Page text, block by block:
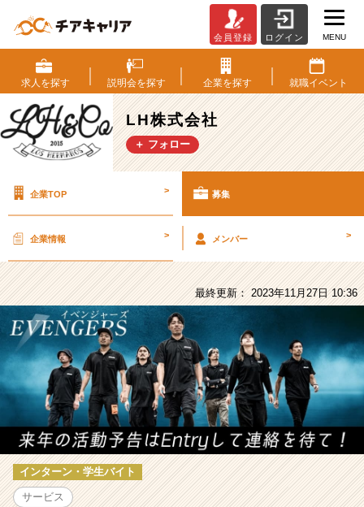
株
式
会
社
の
採
-
ナ
た
日
本
列
島。
そ
ん
な
会員登録 ログイン MENU
求人を探す 説明会を探す 企業を探す 就職イベント
LH株式会社
＋ フォロー
企業TOP > 募集
企業情報 > メンバー >
最終更新： 2023年11月27日 10:36
インターン・学生バイト
サービス